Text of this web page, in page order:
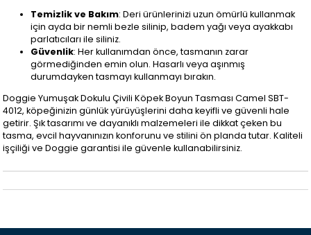
Temizlik ve Bakım: Deri ürünlerinizi uzun ömürlü kullanmak
için ayda bir nemli bezle silinip, badem yağı veya ayakkabı
parlatıcıları ile siliniz.
Güvenlik: Her kullanımdan önce, tasmanın zarar
görmediğinden emin olun. Hasarlı veya aşınmış
durumdayken tasmayı kullanmayı bırakın.
Doggie Yumuşak Dokulu Çivili Köpek Boyun Tasması Camel SBT-
4012, köpeğinizin günlük yürüyüşlerini daha keyifli ve güvenli hale
getirir. Şık tasarımı ve dayanıklı malzemeleri ile dikkat çeken bu
tasma, evcil hayvanınızın konforunu ve stilini ön planda tutar. Kaliteli
işçiliği ve Doggie garantisi ile güvenle kullanabilirsiniz.